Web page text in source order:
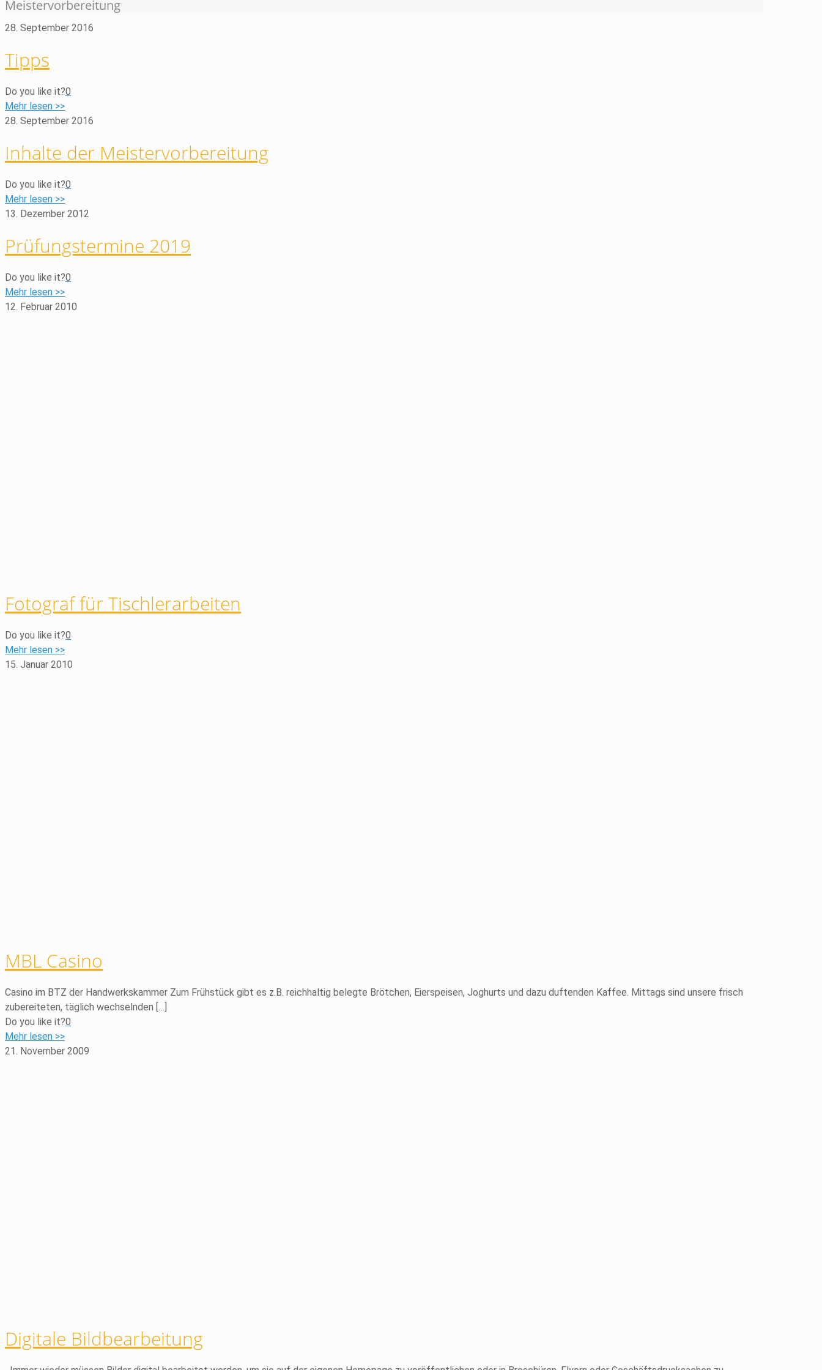
Meistervorbereitung
28. September 2016
Tipps
Do you like it?0
Mehr lesen >>
28. September 2016
Inhalte der Meistervorbereitung
Do you like it?0
Mehr lesen >>
13. Dezember 2012
Prüfungstermine 2019
Do you like it?0
Mehr lesen >>
12. Februar 2010
Fotograf für Tischlerarbeiten
Do you like it?0
Mehr lesen >>
15. Januar 2010
MBL Casino
Casino im BTZ der Handwerkskammer Zum Frühstück gibt es z.B. reichhaltig belegte Brötchen, Eierspeisen, Joghurts und dazu duftenden Kaffee. Mittags sind unsere frisch
zubereiteten, täglich wechselnden […]
Do you like it?0
Mehr lesen >>
21. November 2009
Digitale Bildbearbeitung